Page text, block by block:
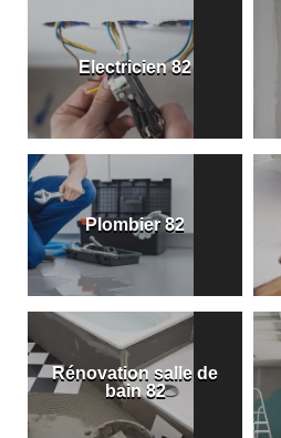
Electricien 82
Plombier 82
Rénovation salle de
bain 82